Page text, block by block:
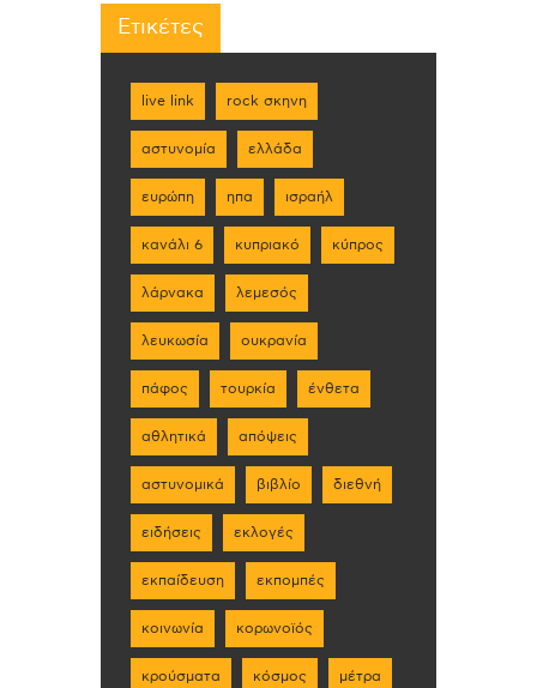
Ετικέτες
live link rock σκηνη
αστυνομία ελλάδα
ευρώπη ηπα ισραήλ
κανάλι 6 κυπριακό κύπρος
λάρνακα λεμεσός
λευκωσία ουκρανία
πάφος τουρκία ένθετα
αθλητικά απόψεις
αστυνομικά βιβλίο διεθνή
ειδήσεις εκλογές
εκπαίδευση εκπομπές
κοινωνία κορωνοϊός
κρούσματα κόσμος μέτρα